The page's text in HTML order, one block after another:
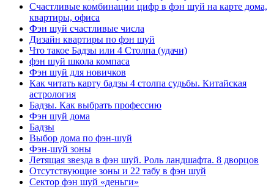
Счастливые комбинации цифр в фэн шуй на карте дома,
квартиры, офиса
Фэн шуй счастливые числа
Дизайн квартиры по фэн шуй
Что такое Бадзы или 4 Столпа (удачи)
фэн шуй школа компаса
Фэн шуй для новичков
Как читать карту бадзы 4 столпа судьбы. Китайская
астрология
Бадзы. Как выбрать профессию
Фэн шуй дома
Бадзы
Выбор дома по фэн-шуй
Фэн-шуй зоны
Летящая звезда в фэн шуй. Роль ландшафта. 8 дворцов
Отсутствующие зоны и 22 табу в фэн шуй
Сектор фэн шуй «деньги»